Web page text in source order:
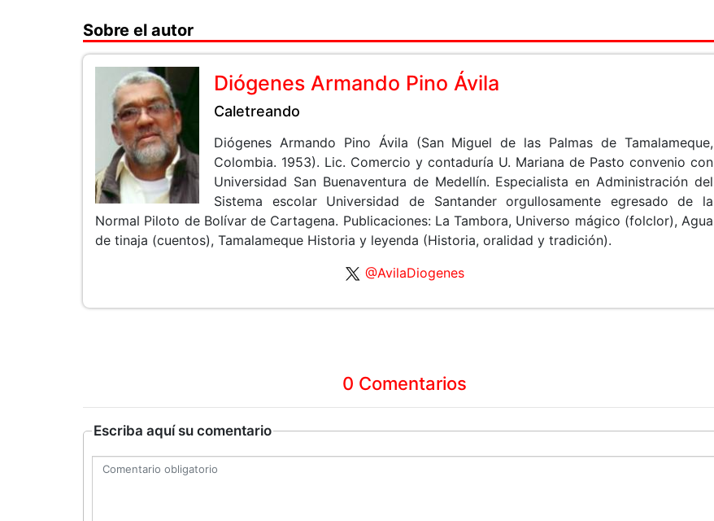
Sobre el autor
Diógenes Armando Pino Ávila
Caletreando
Diógenes Armando Pino Ávila (San Miguel de las Palmas de Tamalameque,
Colombia. 1953). Lic. Comercio y contaduría U. Mariana de Pasto convenio con
Universidad San Buenaventura de Medellín. Especialista en Administración del
Sistema escolar Universidad de Santander orgullosamente egresado de la
Normal Piloto de Bolívar de Cartagena. Publicaciones: La Tambora, Universo mágico (folclor), Agua
de tinaja (cuentos), Tamalameque Historia y leyenda (Historia, oralidad y tradición).
@AvilaDiogenes
0 Comentarios
Escriba aquí su comentario